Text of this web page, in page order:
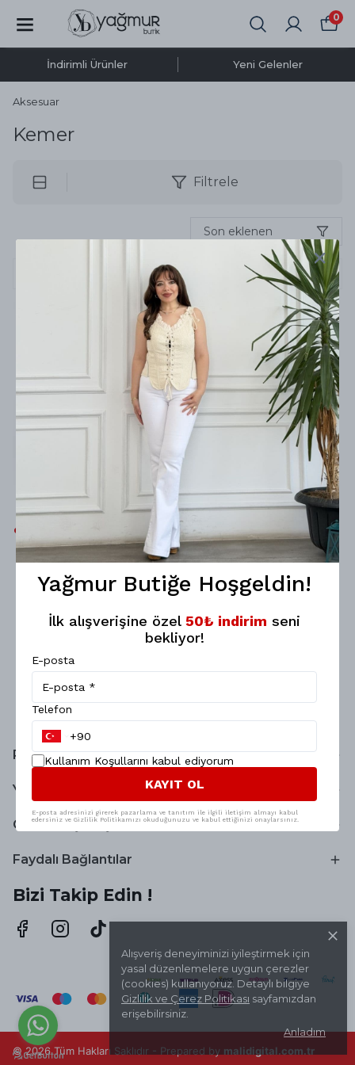
0
İndirimli Ürünler Yeni Gelenler
Alışveriş deneyiminizi iyileştirmek için
yasal düzenlemelere uygun çerezler
(cookies) kullanıyoruz. Detaylı bilgiye
Gizlilik ve Çerez Politikası sayfamızdan
erişebilirsiniz.
Anladım
Aksesuar
Kemer
Filtrele
Son eklenen
%40
200 TL
120 TL
Popüler Kategoriler
Yağmur Butik
Online Alışveriş
Faydalı Bağlantılar
Bizi Takip Edin !
© 2026 Tüm Hakları Saklıdır - Prepared by malidigital.com.tr
Yağmur Butiğe Hoşgeldin!
İlk alışverişine özel 50₺ indirim seni
bekliyor!
E-posta
Telefon
Kullanım Koşullarını kabul ediyorum
KAYIT OL
E-posta adresinizi girerek pazarlama ve tanıtım ile ilgili iletişim almayı kabul
edersiniz ve Gizlilik Politikamızı okuduğunuzu ve kabul ettiğinizi onaylarsınız.